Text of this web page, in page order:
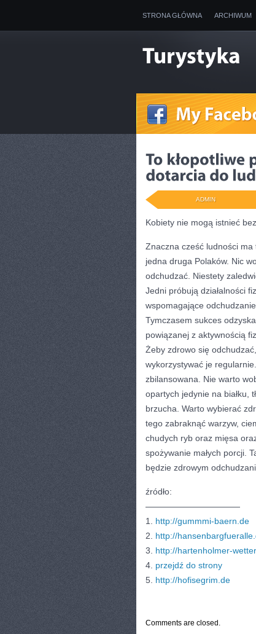
STRONA GŁÓWNA ARCHIWUM
ADMIN
Kobiety nie mogą istnieć
Znaczna cześć ludności
jedna druga Polaków. Nic
odchudzać. Niestety
Jedni próbują działalności
wspomagające
Tymczasem sukces
powiązanej z aktywnością
Żeby zdrowo się
wykorzystywać je
zbilansowana. Nie warto
opartych jedynie na białku,
brzucha. Warto wybierać
tego zabraknąć warzyw,
chudych ryb oraz mięsa
spożywanie małych porcji.
będzie zdrowym
źródło:
———————————
1. http://gummmi-baern.de
2. http://
3. http://hartenholmer-
4. przejdź do strony
5. http://hofisegrim.de
Comments are closed.